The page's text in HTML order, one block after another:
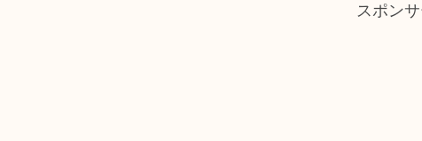
スポン